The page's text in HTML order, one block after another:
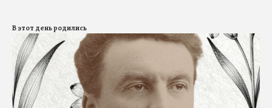
В этот день родились